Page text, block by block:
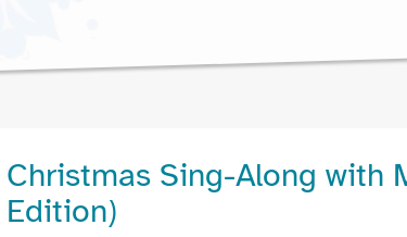
Christmas Sing-Along with
Edition)